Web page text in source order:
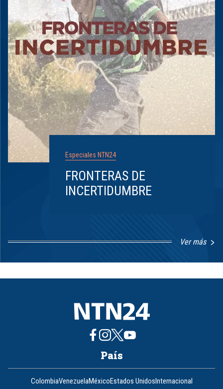
Especiales NTN24
FRONTERAS DE
INCERTIDUMBRE
Ver más
8
País
ColombiaVenezuelaMéxicoEstados UnidosInternacional